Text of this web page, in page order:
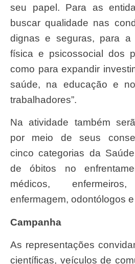
seu papel. Para as
buscar qualidade nas
dignas e seguras, para a
física e psicossocial dos
como para expandir
saúde, na educação e
trabalhadores”.
Na atividade também serão homenageadas,
por meio de seus
cinco categorias da
de óbitos no
médicos,
enfermagem, odontólogos
Campanha
As representações convidam as organizações
científicas, veículos de